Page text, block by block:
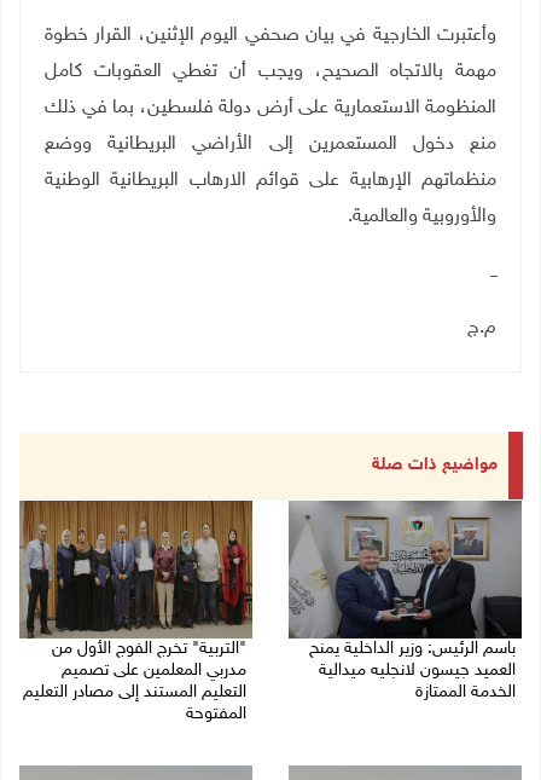
وأعتبرت الخارجية في بيان صحفي اليوم الإثنين، القرار خطوة
مهمة بالاتجاه الصحيح، ويجب أن تغطي العقوبات كامل
المنظومة الاستعمارية على أرض دولة فلسطين، بما في ذلك
منع دخول المستعمرين إلى الأراضي البريطانية ووضع
منظماتهم الإرهابية على قوائم الارهاب البريطانية الوطنية
والأوروبية والعالمية.
ــ
م.ج
مواضيع ذات صلة
باسم الرئيس: وزير الداخلية يمنح
العميد جيسون لانجليه ميدالية
الخدمة الممتازة
"التربية" تخرج الفوج الأول من
مدربي المعلمين على تصميم
التعليم المستند إلى مصادر التعليم
المفتوحة